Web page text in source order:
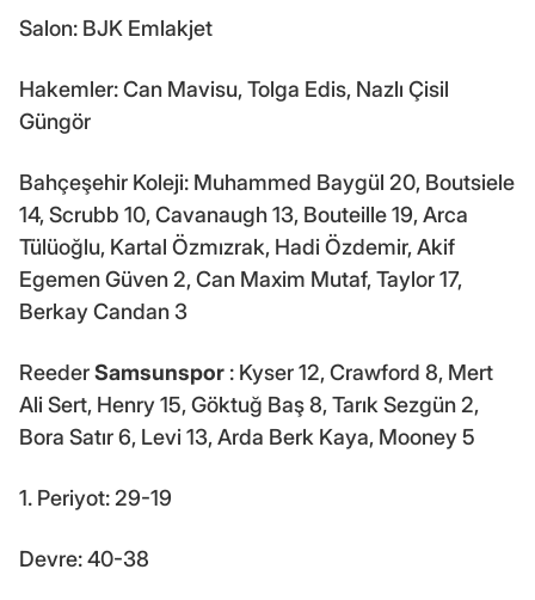
Salon: BJK Emlakjet
Hakemler: Can Mavisu, Tolga Edis, Nazlı Çisil
Güngör
Bahçeşehir Koleji: Muhammed Baygül 20, Boutsiele
14, Scrubb 10, Cavanaugh 13, Bouteille 19, Arca
Tülüoğlu, Kartal Özmızrak, Hadi Özdemir, Akif
Egemen Güven 2, Can Maxim Mutaf, Taylor 17,
Berkay Candan 3
ReederSamsunspor : Kyser 12, Crawford 8, Mert
Ali Sert, Henry 15, Göktuğ Baş 8, Tarık Sezgün 2,
Bora Satır 6, Levi 13, Arda Berk Kaya, Mooney 5
1. Periyot: 29-19
Devre: 40-38